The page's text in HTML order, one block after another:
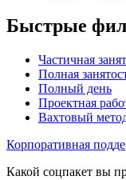
Быстрые
Частичная
Полная
Полный день
Проектная
Вахтовый
Корпоративная
Какой соцпакет вы